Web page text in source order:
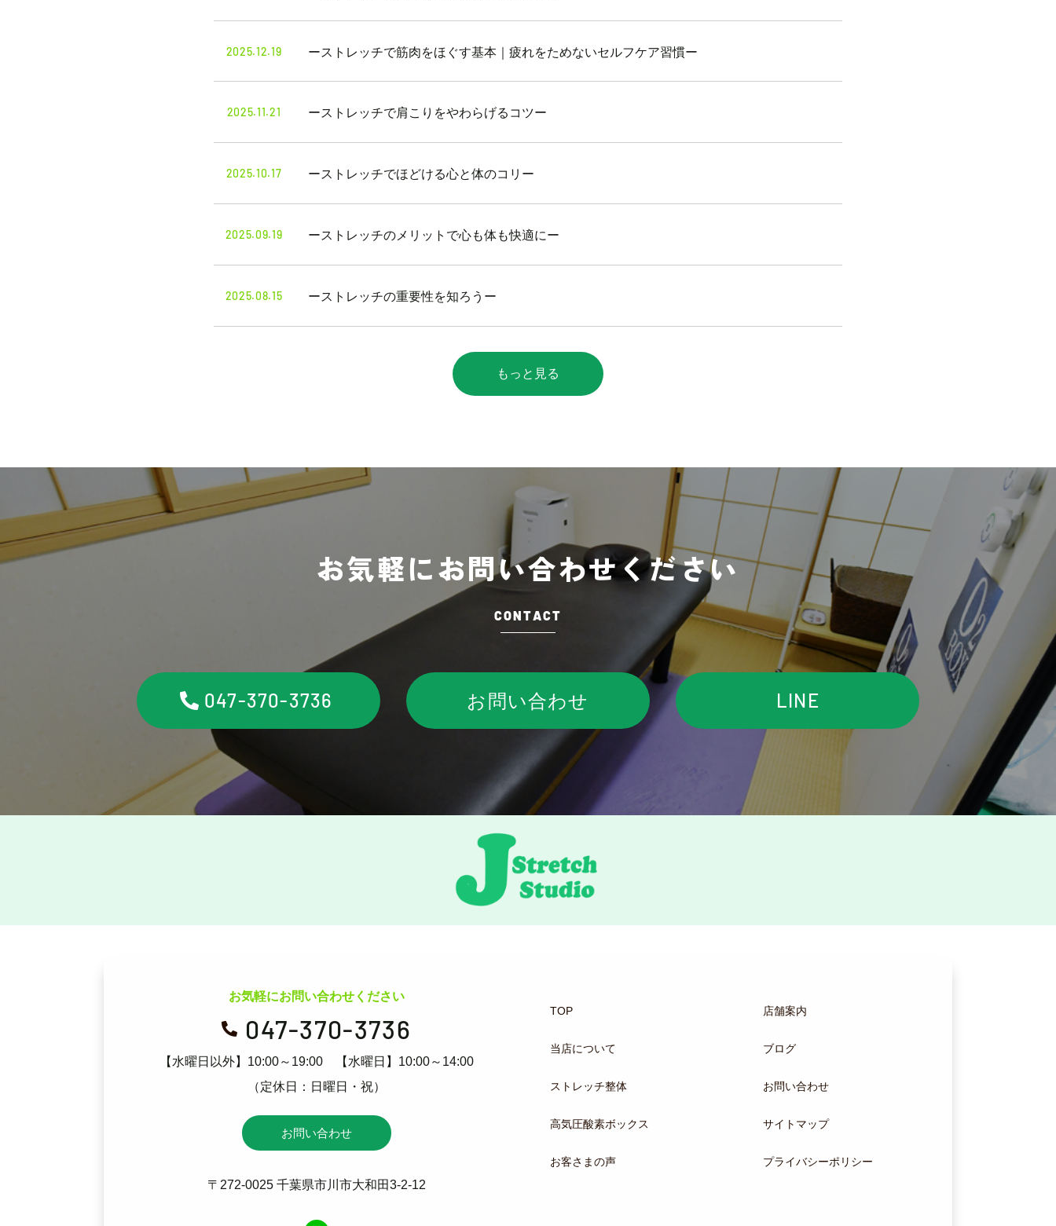
2025.12.19 ーストレッチで筋肉をほぐす基本｜疲れをためないセルフケア習慣ー
2025.11.21 ーストレッチで肩こりをやわらげるコツー
2025.10.17 ーストレッチでほどける心と体のコリー
2025.09.19 ーストレッチのメリットで心も体も快適にー
2025.08.15 ーストレッチの重要性を知ろうー
もっと見る
お気軽にお問い合わせください
CONTACT
047-370-3736 お問い合わせ LINE
お気軽にお問い合わせください
 047-370-3736
【水曜日以外】10:00～19:00
【水曜日】10:00～14:00
（定休日：日曜日・祝）
お問い合わせ
〒272-0025 千葉県市川市大和田3-2-12
TOP
当店について
ストレッチ整体
高気圧酸素ボックス
お客さまの声
店舗案内
ブログ
お問い合わせ
サイトマップ
プライバシーポリシー